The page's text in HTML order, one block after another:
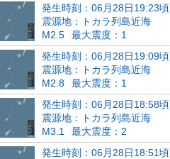
発生時刻：06月28日19:23頃
震源地：トカラ列島近海
M2.5
最大震度：1
発生時刻：06月28日19:09頃
震源地：トカラ列島近海
M2.8
最大震度：1
発生時刻：06月28日18:58頃
震源地：トカラ列島近海
M3.1
最大震度：2
発生時刻：06月28日18:51頃